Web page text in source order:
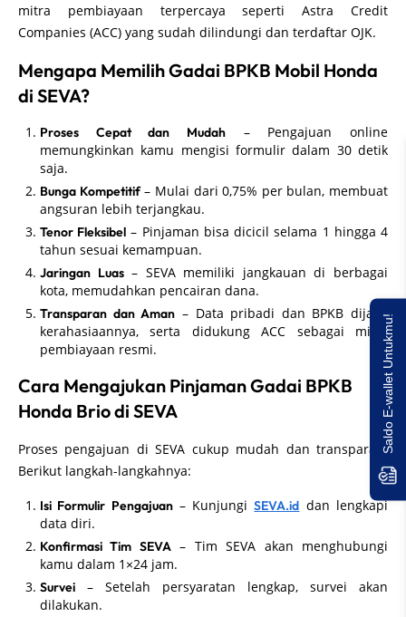
mitra pembiayaan terpercaya seperti Astra Credit
Companies (ACC) yang sudah dilindungi dan terdaftar OJK.
Mengapa Memilih Gadai BPKB Mobil Honda
di SEVA?
Proses Cepat dan Mudah – Pengajuan online
memungkinkan kamu mengisi formulir dalam 30 detik
saja.
Bunga Kompetitif– Mulai dari 0,75% per bulan, membuat
angsuran lebih terjangkau.
Tenor Fleksibel – Pinjaman bisa dicicil selama 1 hingga 4
tahun sesuai kemampuan.
Jaringan Luas– SEVA memiliki jangkauan di berbagai
kota, memudahkan pencairan dana.
Transparan dan Aman – Data pribadi dan BPKB dijaga
kerahasiaannya, serta didukung ACC sebagai mitra
pembiayaan resmi.
Cara Mengajukan Pinjaman Gadai BPKB
Honda Brio di SEVA
Proses pengajuan di SEVA cukup mudah dan transparan.
Berikut langkah-langkahnya:
Isi Formulir Pengajuan– KunjungiSEVA.id dan lengkapi
data diri.
Konfirmasi Tim SEVA– Tim SEVA akan menghubungi
kamu dalam 1×24 jam.
Survei – Setelah persyaratan lengkap, survei akan
dilakukan.
Saldo E-wallet Untukmu!